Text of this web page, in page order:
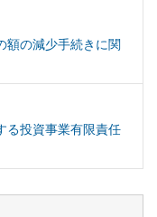
額の減少手続きに関
る投資事業有限責任